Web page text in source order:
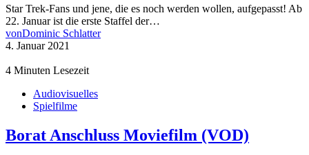
Star Trek-Fans und jene, die es noch werden wollen, aufgepasst! Ab
22. Januar ist die erste Staffel der…
vonDominic Schlatter
4. Januar 2021
4 Minuten Lesezeit
Audiovisuelles
Spielfilme
Borat Anschluss Moviefilm (VOD)